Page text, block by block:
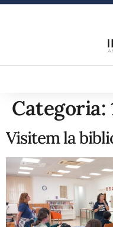
Categoria:
Visitem la